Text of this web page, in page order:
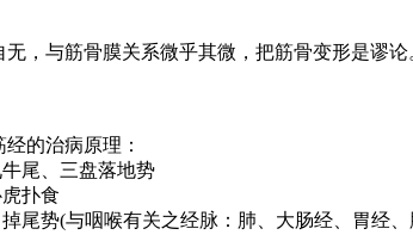
与筋骨膜关系微乎其微，把筋骨变形是谬论
的治病原理：
尾、三盘落地势
扑食
势(与咽喉有关之经脉：肺、大肠经、胃经、